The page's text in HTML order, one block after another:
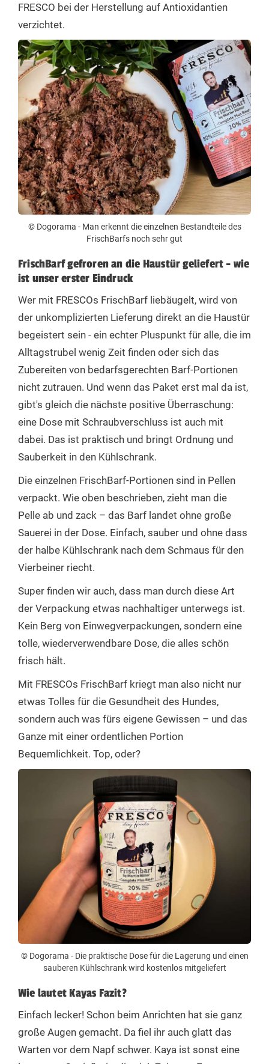
FRESCO bei der Herstellung auf Antioxidantien
verzichtet.
© Dogorama - Man erkennt die einzelnen Bestandteile des
FrischBarfs noch sehr gut
FrischBarf gefroren an die Haustür geliefert - wie
ist unser erster Eindruck
Wer mit FRESCOs FrischBarf liebäugelt, wird von
der unkomplizierten Lieferung direkt an die Haustür
begeistert sein - ein echter Pluspunkt für alle, die im
Alltagstrubel wenig Zeit finden oder sich das
Zubereiten von bedarfsgerechten Barf-Portionen
nicht zutrauen. Und wenn das Paket erst mal da ist,
gibt's gleich die nächste positive Überraschung:
eine Dose mit Schraubverschluss ist auch mit
dabei. Das ist praktisch und bringt Ordnung und
Sauberkeit in den Kühlschrank.
Die einzelnen FrischBarf-Portionen sind in Pellen
verpackt. Wie oben beschrieben, zieht man die
Pelle ab und zack – das Barf landet ohne große
Sauerei in der Dose. Einfach, sauber und ohne dass
der halbe Kühlschrank nach dem Schmaus für den
Vierbeiner riecht.
Super finden wir auch, dass man durch diese Art
der Verpackung etwas nachhaltiger unterwegs ist.
Kein Berg von Einwegverpackungen, sondern eine
tolle, wiederverwendbare Dose, die alles schön
frisch hält.
Mit FRESCOs FrischBarf kriegt man also nicht nur
etwas Tolles für die Gesundheit des Hundes,
sondern auch was fürs eigene Gewissen – und das
Ganze mit einer ordentlichen Portion
Bequemlichkeit. Top, oder?
© Dogorama - Die praktische Dose für die Lagerung und einen
sauberen Kühlschrank wird kostenlos mitgeliefert
Wie lautet Kayas Fazit?
Einfach lecker! Schon beim Anrichten hat sie ganz
große Augen gemacht. Da fiel ihr auch glatt das
Warten vor dem Napf schwer. Kaya ist sonst eine